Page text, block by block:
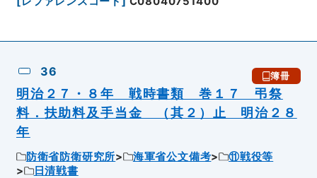
36 簿冊
明治２７・８年 戦時書類 巻１７ 弔祭
料．扶助料及手当金 （其２）止 明治２８
年
防衛省防衛研究所 海軍省公文備考
⑪戦役等
日清戦書